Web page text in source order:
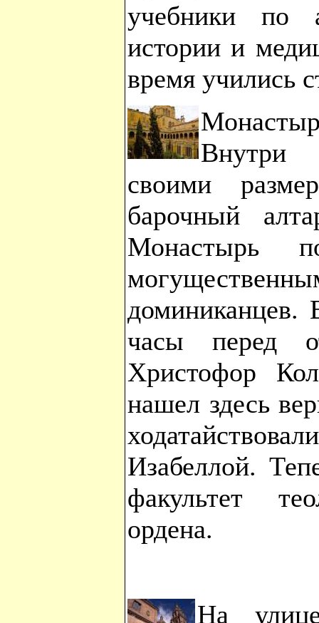
учебники по
истории и
время учились
Внутри
своими
барочный
Монастырь
доминиканцев.
часы перед
Христофор
нашел здесь
Изабеллой.
факультет
ордена.
На